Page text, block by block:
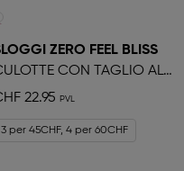
ZERO FEEL BLISS
CULOTTE CON TAGLIO ALTO
22.95
3 per 45CHF, 4 per 60CHF